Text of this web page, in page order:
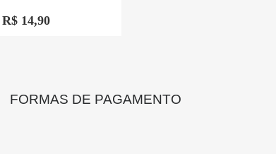
0
de
R$ 14,90
FORMAS DE PAGAMENTO